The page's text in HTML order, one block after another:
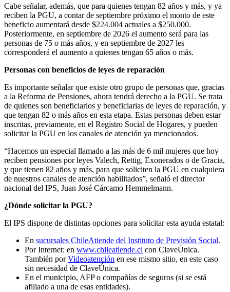
Cabe señalar, además, que para quienes tengan 82 años y más, y ya
reciben la PGU, a contar de septiembre próximo el monto de este
beneficio aumentará desde $224.004 actuales a $250.000.
Posteriormente, en septiembre de 2026 el aumento será para las
personas de 75 o más años, y en septiembre de 2027 les
corresponderá el aumento a quienes tengan 65 años o más.
Personas con beneficios de leyes de reparación
Es importante señalar que existe otro grupo de personas que, gracias
a la Reforma de Pensiones, ahora tendrá derecho a la PGU. Se trata
de quienes son beneficiarios y beneficiarias de leyes de reparación, y
que tengan 82 o más años en esta etapa. Estas personas deben estar
inscritas, previamente, en el Registro Social de Hogares, y pueden
solicitar la PGU en los canales de atención ya mencionados.
“Hacemos un especial llamado a las más de 6 mil mujeres que hoy
reciben pensiones por leyes Valech, Rettig, Exonerados o de Gracia,
y que tienen 82 años y más, para que soliciten la PGU en cualquiera
de nuestros canales de atención habilitados”, señaló el director
nacional del IPS, Juan José Cárcamo Hemmelmann.
¿Dónde solicitar la PGU?
El IPS dispone de distintas opciones para solicitar esta ayuda estatal:
En sucursales ChileAtiende del Instituto de Previsión Social.
Por Internet: en www.chileatiende.cl con ClaveÚnica.
También porVideoatención en ese mismo sitio, en este caso
sin necesidad de ClaveÚnica.
En el municipio, AFP o compañías de seguros (si se está
afiliado a una de esas entidades).